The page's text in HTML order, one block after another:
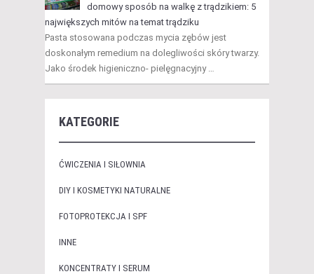
domowy sposób na walkę z trądzikiem: 5
największych mitów na temat trądziku
Pasta stosowana podczas mycia zębów jest
doskonałym remedium na dolegliwości skóry twarzy.
Jako środek higieniczno- pielęgnacyjny …
KATEGORIE
ĆWICZENIA I SIŁOWNIA
DIY I KOSMETYKI NATURALNE
FOTOPROTEKCJA I SPF
INNE
KONCENTRATY I SERUM